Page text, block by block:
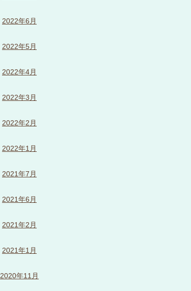
2022年6月
2022年5月
2022年4月
2022年3月
2022年2月
2022年1月
2021年7月
2021年6月
2021年2月
2021年1月
2020年11月